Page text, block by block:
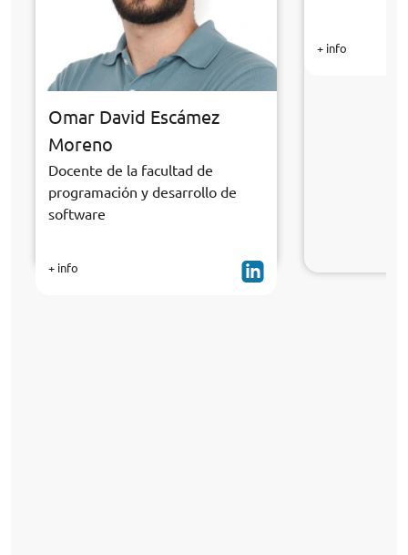
Omar David Escámez
Moreno
Docente de la facultad de
programación y desarrollo de
software
+ info
+ info